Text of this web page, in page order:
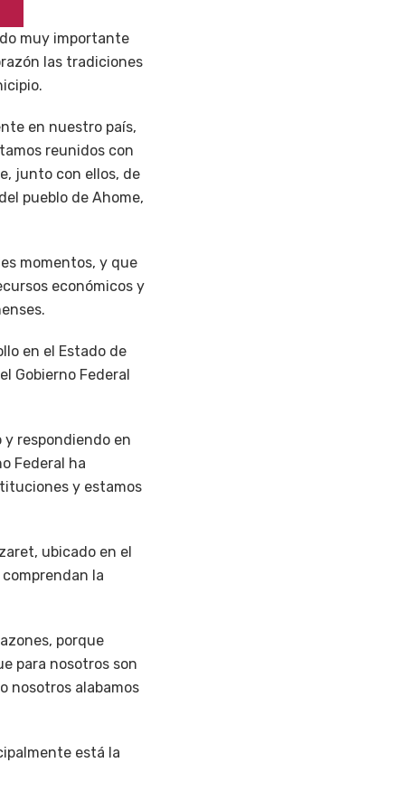
muy importante
las tradiciones
en nuestro país,
reunidos con
junto con ellos, de
pueblo de Ahome,
momentos, y que
económicos y
en el Estado de
Gobierno Federal
y respondiendo en
Federal ha
y estamos
ubicado en el
la
porque
para nosotros son
nosotros alabamos
está la